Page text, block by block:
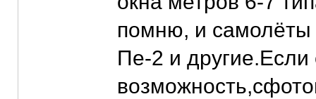
помню, и самолёты
Пе-2 и другие.Если